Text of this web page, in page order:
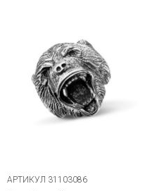
АРТИКУЛ 31103086